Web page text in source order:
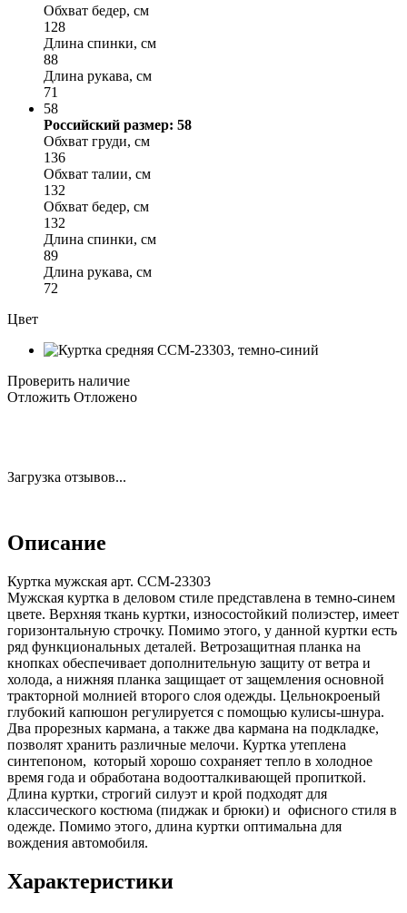
Обхват бедер, см
128
Длина спинки, см
88
Длина рукава, см
71
58
Российский размер: 58
Обхват груди, см
136
Обхват талии, см
132
Обхват бедер, см
132
Длина спинки, см
89
Длина рукава, см
72
Цвет
Проверить наличие
Отложить Отложено
Загрузка отзывов...
Описание
Куртка мужская арт. CCM-23303
Мужская куртка в деловом стиле представлена в темно-синем
цвете. Верхняя ткань куртки, износостойкий полиэстер, имеет
горизонтальную строчку. Помимо этого, у данной куртки есть
ряд функциональных деталей. Ветрозащитная планка на
кнопках обеспечивает дополнительную защиту от ветра и
холода, а нижняя планка защищает от защемления основной
тракторной молнией второго слоя одежды. Цельнокроеный
глубокий капюшон регулируется с помощью кулисы-шнура.
Два прорезных кармана, а также два кармана на подкладке,
позволят хранить различные мелочи. Куртка утеплена
синтепоном, который хорошо сохраняет тепло в холодное
время года и обработана водоотталкивающей пропиткой.
Длина куртки, строгий силуэт и крой подходят для
классического костюма (пиджак и брюки) и офисного стиля в
одежде. Помимо этого, длина куртки оптимальна для
вождения автомобиля.
Характеристики